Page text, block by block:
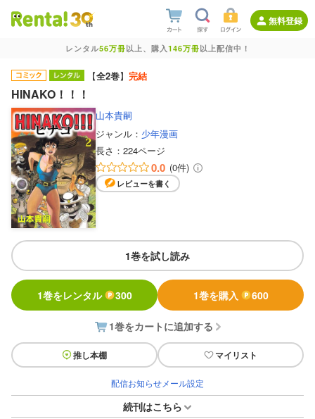
無料登録
レンタル56万冊以上、購入146万冊以上配信中！
【全2巻】 完結
HINAKO！！！
山本貴嗣
ジャンル： 少年漫画
長さ： 224ページ
0.0 (0件)
レビューを書く
1巻を試し読み
1巻をレンタル 300 1巻を購入 600
1巻をカートに追加する
推し本棚 マイリスト
配信お知らせメール設定
続刊はこちら